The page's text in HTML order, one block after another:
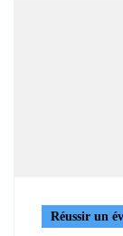
Réussir un